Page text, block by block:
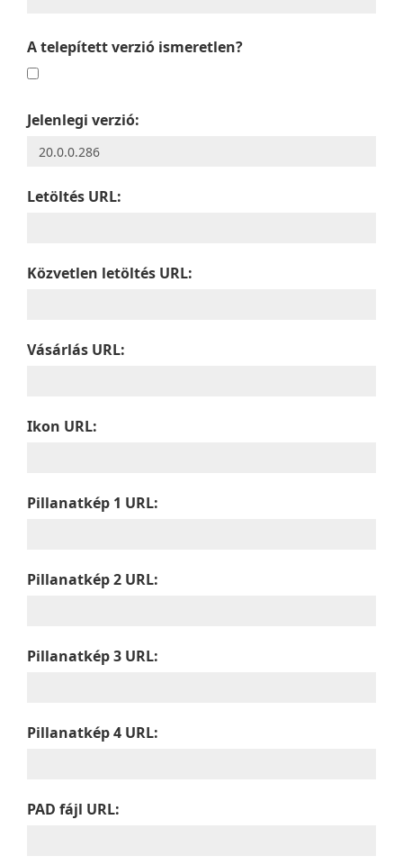
A telepített verzió ismeretlen?
Jelenlegi verzió:
Letöltés URL:
Közvetlen letöltés URL:
Vásárlás URL:
Ikon URL:
Pillanatkép 1 URL:
Pillanatkép 2 URL:
Pillanatkép 3 URL:
Pillanatkép 4 URL:
PAD fájl URL: